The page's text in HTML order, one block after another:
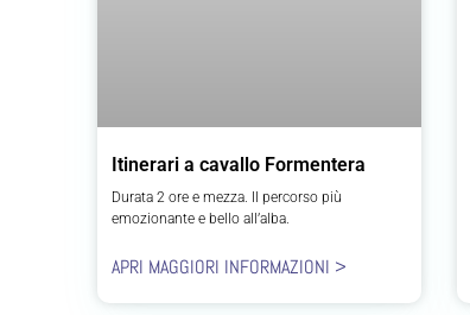
Itinerari a cavallo Formentera
Durata 2 ore e mezza. Il percorso più
emozionante e bello all’alba.
APRI MAGGIORI INFORMAZIONI >